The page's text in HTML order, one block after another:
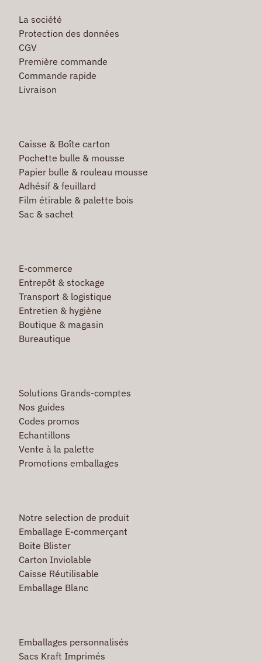
La société
Protection des données
CGV
Première commande
Commande rapide
Livraison
Caisse & Boîte carton
Pochette bulle & mousse
Papier bulle & rouleau mousse
Adhésif & feuillard
Film étirable & palette bois
Sac & sachet
E-commerce
Entrepôt & stockage
Transport & logistique
Entretien & hygiène
Boutique & magasin
Bureautique
Solutions Grands-comptes
Nos guides
Codes promos
Echantillons
Vente à la palette
Promotions emballages
Notre selection de produit
Emballage E-commerçant
Boite Blister
Carton Inviolable
Caisse Réutilisable
Emballage Blanc
Emballages personnalisés
Sacs Kraft Imprimés